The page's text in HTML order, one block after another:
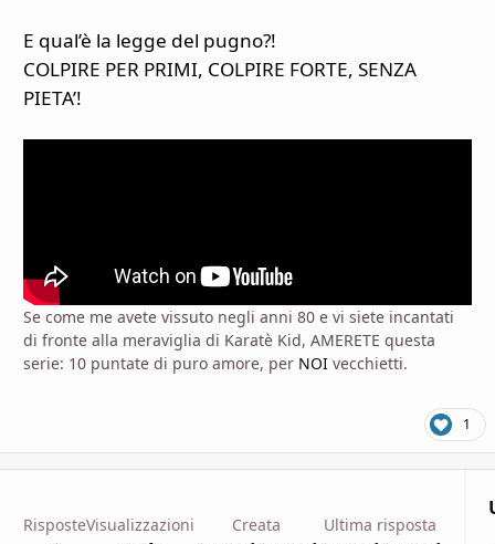
E qual’è la legge del pugno?!
COLPIRE PER PRIMI, COLPIRE FORTE, SENZA
PIETA’!
Se come me avete vissuto negli anni 80 e vi siete incantati
di fronte alla meraviglia di Karatè Kid, AMERETE questa
serie: 10 puntate di puro amore, per NOI vecchietti.
1
RisposteVisualizzazioni Creata Ultima risposta